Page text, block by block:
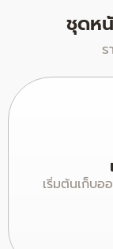
ชุดห
เริ่มต้นเก็บอ